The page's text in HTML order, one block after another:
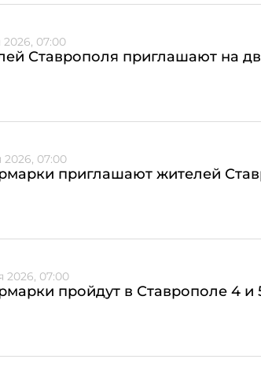
07:00
Ставрополя приглашают на
2026, 07:00
приглашают жителей
2026, 07:00
пройдут в Ставрополе 4 и